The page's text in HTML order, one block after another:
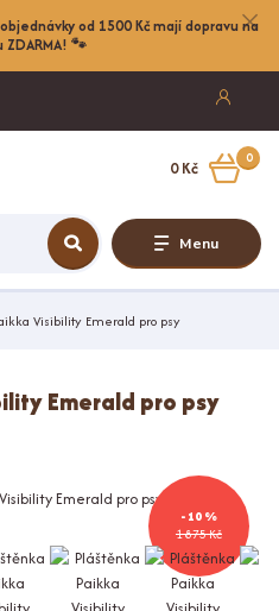
od 1500 Kč mají dopravu na
ZDARMA! 🐾
Menu
0
0 Kč
Visibility Emerald pro psy
Emerald pro psy
1 875 Kč
- 10 %